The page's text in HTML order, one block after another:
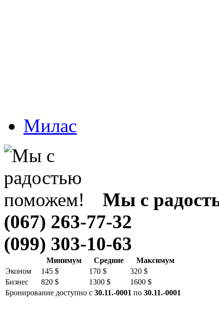
Милас
Мы с
(067) 263-77-32
(099) 303-10-63
Минимум Средние
Максимум
Эконом
145 $ 170 $
320 $
Бизнес
820 $ 1300 $
1600 $
Бронирование доступно с 30.11.-0001 по 30.11.-0001